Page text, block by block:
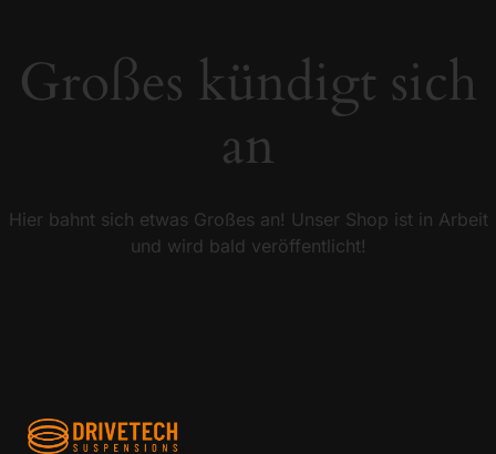
KONTAKT
Großes kündigt sich
an
Hier bahnt sich etwas Großes an! Unser Shop ist in Arbeit
und wird bald veröffentlicht!